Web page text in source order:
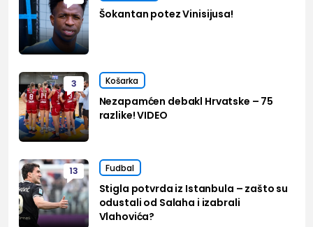
Šokantan potez Vinisijusa!
3 Košarka
Nezapamćen debakl Hrvatske – 75
razlike! VIDEO
13 Fudbal
Stigla potvrda iz Istanbula – zašto su
odustali od Salaha i izabrali
Vlahovića?